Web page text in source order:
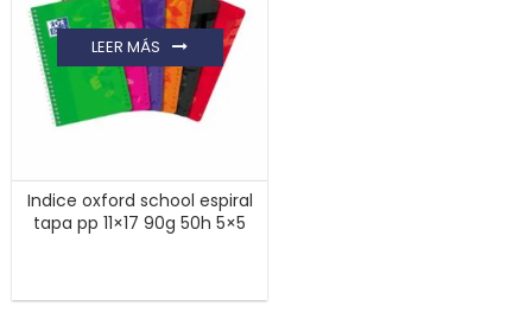
Indice oxford school espiral
tapa pp 11×17 90g 50h 5×5
LEER MÁS